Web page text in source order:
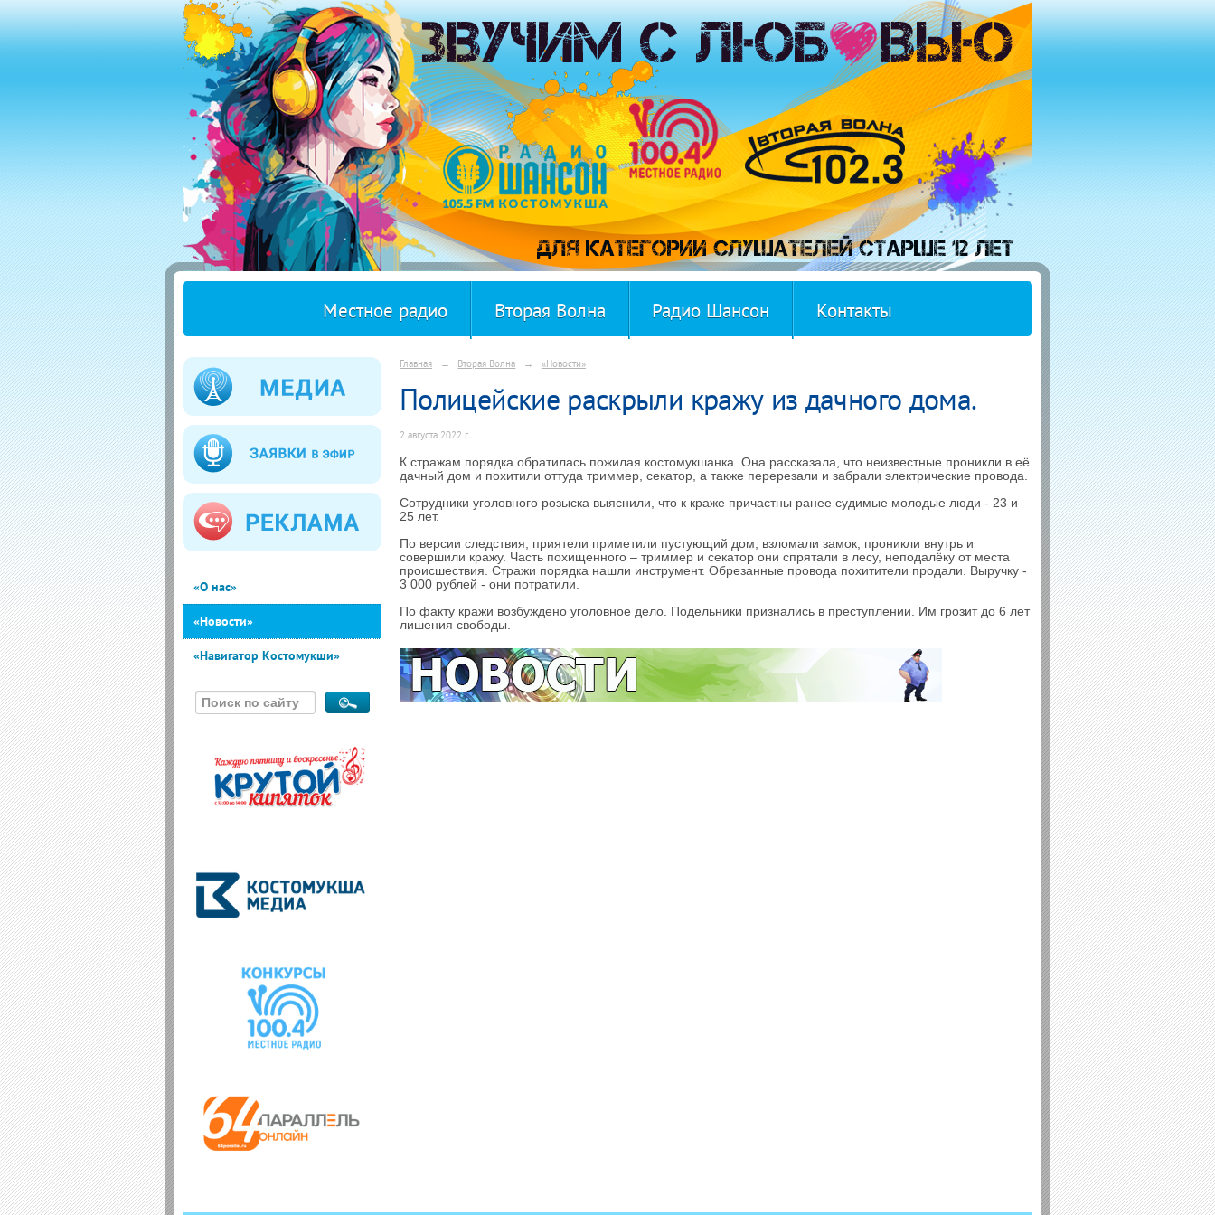
Местное радио Вторая Волна Радио Шансон Контакты
«О нас»
«Новости»
«Навигатор Костомукши»
Главная → Вторая Волна → «Новости»
Полицейские раскрыли кражу из дачного дома.
2 августа 2022 г.
К стражам порядка обратилась пожилая костомукшанка. Она рассказала, что неизвестные проникли в её
дачный дом и похитили оттуда триммер, секатор, а также перерезали и забрали электрические провода.
Сотрудники уголовного розыска выяснили, что к краже причастны ранее судимые молодые люди - 23 и
25 лет.
По версии следствия, приятели приметили пустующий дом, взломали замок, проникли внутрь и
совершили кражу. Часть похищенного – триммер и секатор они спрятали в лесу, неподалёку от места
происшествия. Стражи порядка нашли инструмент. Обрезанные провода похитители продали. Выручку -
3 000 рублей - они потратили.
По факту кражи возбуждено уголовное дело. Подельники признались в преступлении. Им грозит до 6 лет
лишения свободы.